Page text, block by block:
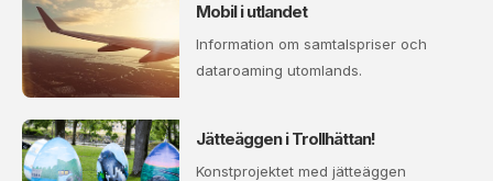
Mobil i utlandet
Information om samtalspriser och
dataroaming utomlands.
Jätteäggen i Trollhättan!
Konstprojektet med jätteäggen